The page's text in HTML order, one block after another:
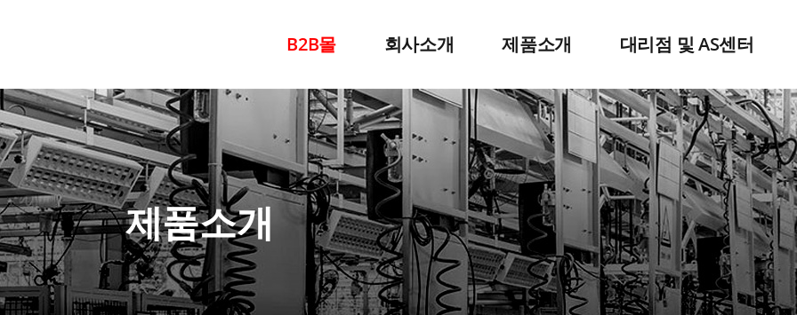
B2B몰 회사소개
인사말
회사연혁
조직도
찾아오시는길
제품소개
에어공구
전동공구
QX툴
윈치/호이스트
엔진스타터
닐로스
대리점 및 AS센터
대리점문의
제품소개